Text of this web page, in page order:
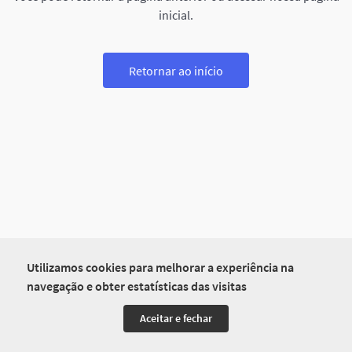
Utilizamos cookies para melhorar a experiência na
navegação e obter estatísticas das visitas
Aceitar e fechar
inicial.
Retornar ao início